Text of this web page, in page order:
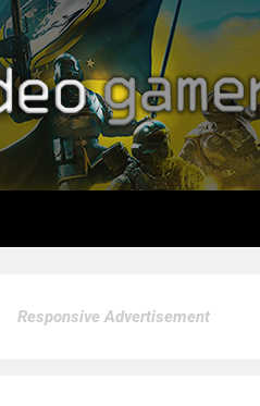
Responsive Advertisement